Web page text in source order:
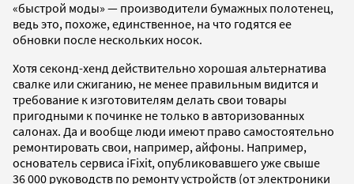
«быстрой моды» — производители бумажных полотенец,
ведь это, похоже, единственное, на что годятся ее
обновки после нескольких носок.
Хотя секонд-хенд действительно хорошая альтернатива
свалке или сжиганию, не менее правильным видится и
требование к изготовителям делать свои товары
пригодными к починке не только в авторизованных
салонах. Да и вообще люди имеют право самостоятельно
ремонтировать свои, например, айфоны. Например,
основатель сервиса iFixit, опубликовавшего уже свыше
36 000 руководств по ремонту устройств (от электроники